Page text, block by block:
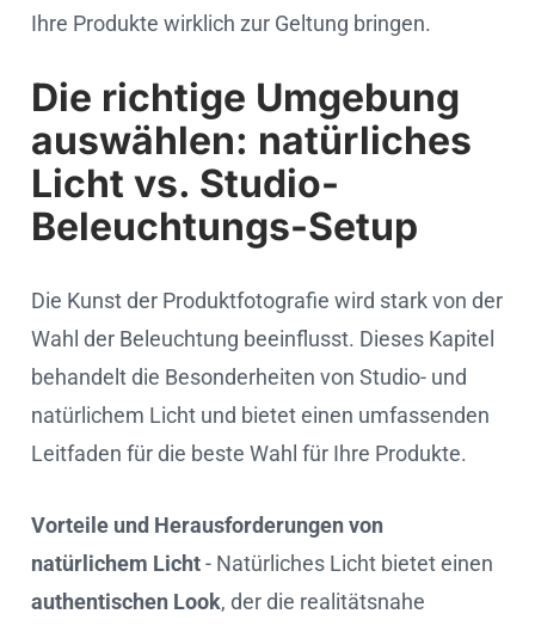
Ihre Produkte wirklich zur Geltung bringen.
Die richtige Umgebung
auswählen: natürliches
Licht vs. Studio-
Beleuchtungs-Setup
Die Kunst der Produktfotografie wird stark von der
Wahl der Beleuchtung beeinflusst. Dieses Kapitel
behandelt die Besonderheiten von Studio- und
natürlichem Licht und bietet einen umfassenden
Leitfaden für die beste Wahl für Ihre Produkte.
Vorteile und Herausforderungen von
natürlichem Licht- Natürliches Licht bietet einen
authentischen Look, der die realitätsnahe